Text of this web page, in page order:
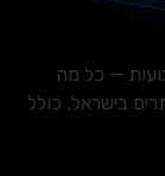
ב-3 ימים ועד אתר קסטום ב-12 שבועות — כל מה
בישראל, כולל